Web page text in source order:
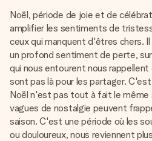
Noël, période de joie et de
amplifier les sentiments de
ceux qui manquent d'êtres chers.
un profond sentiment de perte,
qui nous entourent nous
sont pas là pour les partager.
Noël n'est pas tout à fait le même
vagues de nostalgie peuvent
saison. C'est une période où les
ou douloureux, nous reviennent